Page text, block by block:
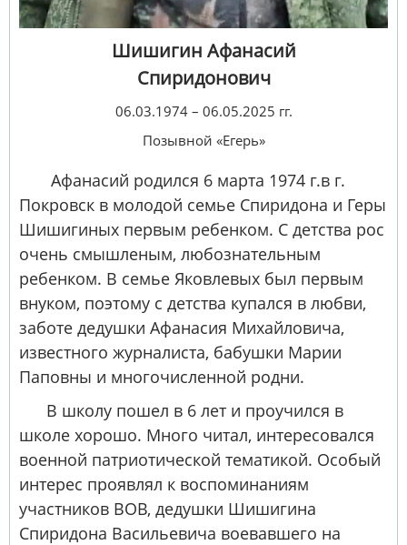
Шишигин Афанасий
Спиридонович
06.03.1974 – 06.05.2025 гг.
Позывной «Егерь»
Афанасий родился 6 марта 1974 г.в г.
Покровск в молодой семье Спиридона и Геры
Шишигиных первым ребенком. С детства рос
очень смышленым, любознательным
ребенком. В семье Яковлевых был первым
внуком, поэтому с детства купался в любви,
заботе дедушки Афанасия Михайловича,
известного журналиста, бабушки Марии
Паповны и многочисленной родни.
В школу пошел в 6 лет и проучился в
школе хорошо. Много читал, интересовался
военной патриотической тематикой. Особый
интерес проявлял к воспоминаниям
участников ВОВ, дедушки Шишигина
Спиридона Васильевича воевавшего на